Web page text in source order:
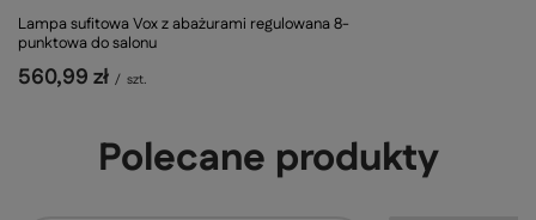
Lampa sufitowa Vox z abażurami regulowana 8-
punktowa do salonu
560,99 zł / szt.
Polecane produkty